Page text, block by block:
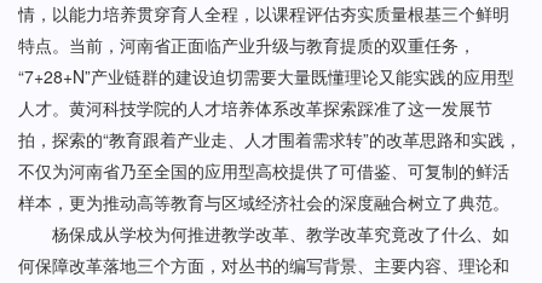
情，以能力培养贯穿育人全程，以课程评估夯实质量根基三个鲜明
特点。当前，河南省正面临产业升级与教育提质的双重任务，
“7+28+N”产业链群的建设迫切需要大量既懂理论又能实践的应用型
人才。黄河科技学院的人才培养体系改革探索踩准了这一发展节
拍，探索的“教育跟着产业走、人才围着需求转”的改革思路和实践，
不仅为河南省乃至全国的应用型高校提供了可借鉴、可复制的鲜活
样本，更为推动高等教育与区域经济社会的深度融合树立了典范。
杨保成从学校为何推进教学改革、教学改革究竟改了什么、如
何保障改革落地三个方面，对丛书的编写背景、主要内容、理论和